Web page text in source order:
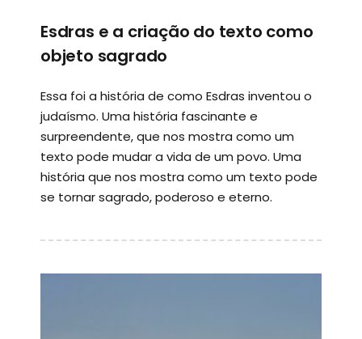
Esdras e a criação do texto como
objeto sagrado
Essa foi a história de como Esdras inventou o
judaísmo. Uma história fascinante e
surpreendente, que nos mostra como um
texto pode mudar a vida de um povo. Uma
história que nos mostra como um texto pode
se tornar sagrado, poderoso e eterno.